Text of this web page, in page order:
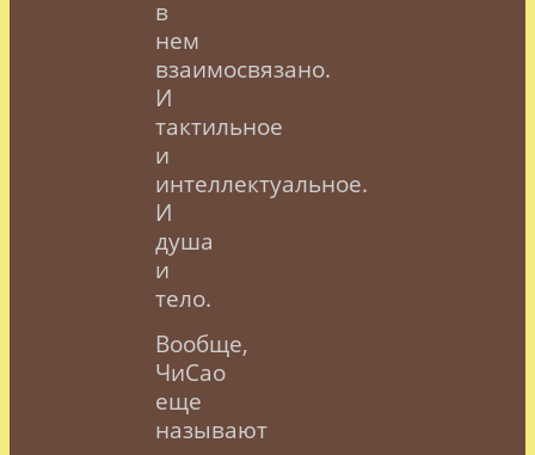
в
нем
взаимосвязано.
И
тактильное
и
интеллектуальное.
И
душа
и
тело.
Вообще,
ЧиСао
еще
называют